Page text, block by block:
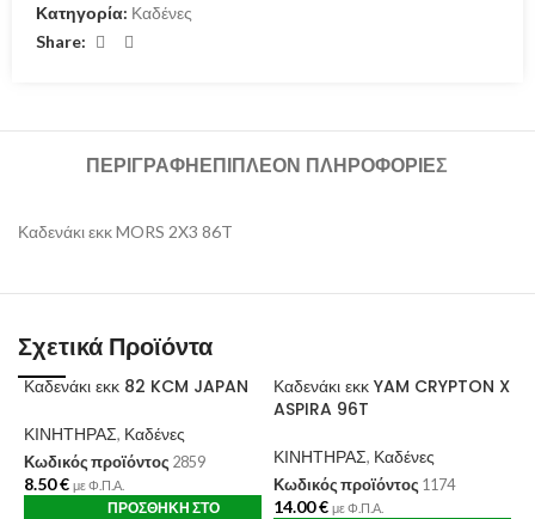
Κατηγορία: Καδένες
Share:
ΠΕΡΙΓΡΑΦΉΕΠΙΠΛΈΟΝ ΠΛΗΡΟΦΟΡΊΕΣ
Καδενάκι εκκ MORS 2X3 86T
Σχετικά Προϊόντα
Καδενάκι εκκ 82 KCM JAPAN
ΚΙΝΗΤΗΡΑΣ, Καδένες
Κωδικός προϊόντος 2859
8.50€ με Φ.Π.Α.
ΠΡΟΣΘΉΚΗ ΣΤΟ
Καδενάκι εκκ YAM CRYPTON X
ASPIRA 96T
ΚΙΝΗΤΗΡΑΣ, Καδένες
Κωδικός προϊόντος 1174
14.00€ με Φ.Π.Α.